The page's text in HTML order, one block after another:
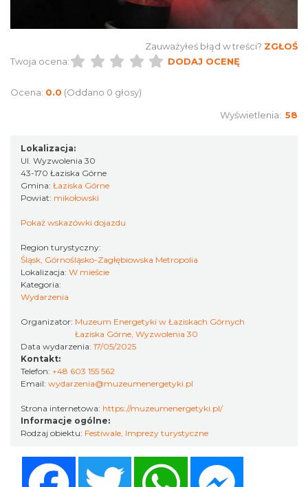
LORD OF THE DANCE - 30th Anniversary
Tour
17.81 km
LORD OF THE DANCE 2026
17.81 km
Alicja Majewska & Włodzimierz Korcz &
Katowice
Zauważyłeś błąd w treści? ZGŁOŚ
Twoja ocena:
DODAJ OCENĘ
Ocena: 0.0 (Oddano 0 głosy)
Wyświetlenia: 58
Lokalizacja:
Ul. Wyzwolenia 30
43-170 Łaziska Górne
Gmina: Łaziska Górne
Powiat: mikołowski
Pokaż wskazówki dojazdu
Region turystyczny:
Śląsk, Górnośląsko-Zagłębiowska Metropolia
Lokalizacja: W mieście
Kategoria:
Wydarzenia
Organizator: Muzeum Energetyki w Łaziskach Górnych
Łaziska Górne, Wyzwolenia 30
Data wydarzenia: 17/05/2025
Kontakt:
Telefon: +48 603 155 562
Email: wydarzenia@muzeumenergetyki.pl
Strona internetowa: https://muzeumenergetyki.pl/
Informacje ogólne:
Rodzaj obiektu: Festiwale Imprezy turystyczne
Twitter